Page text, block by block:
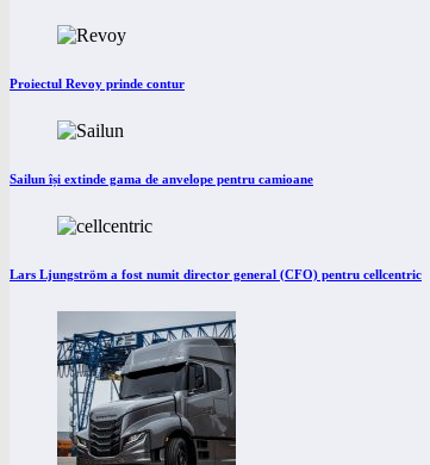
Proiectul Revoy prinde contur
Sailun își extinde gama de anvelope pentru camioane
Lars Ljungström a fost numit director general (CFO) pentru cellcentric